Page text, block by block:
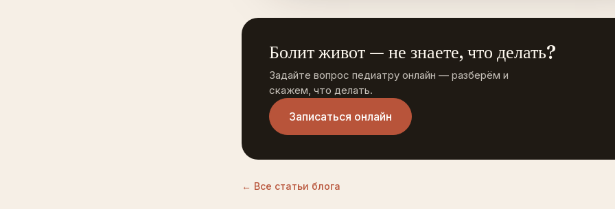
Болит живот — не знаете, что делать?
Задайте вопрос педиатру онлайн — разберём и
скажем, что делать.
Записаться онлайн
← Все статьи блога